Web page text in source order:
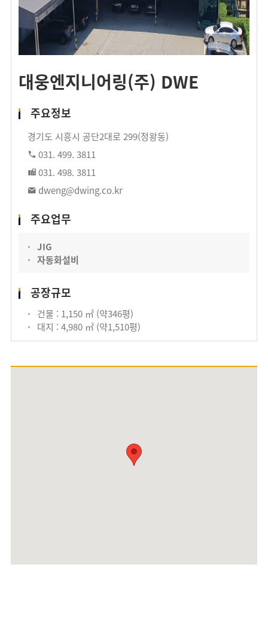
대웅엔지니어링(주) DWE
주요정보
경기도 시흥시 공단2대로 299(정왕동)
031. 499. 3811
031. 498. 3811
dweng@dwing.co.kr
주요업무
JIG
자동화설비
공장규모
건물 : 1,150 ㎡ (약346평)
대지 : 4,980 ㎡ (약1,510평)